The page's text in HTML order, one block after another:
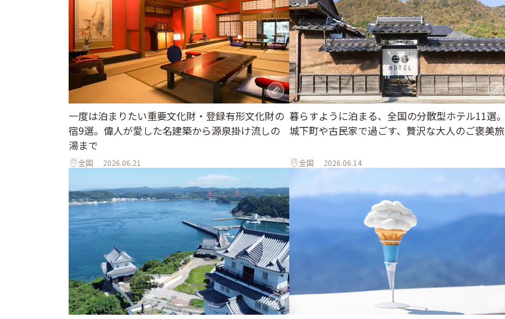
一度は泊まりたい重要文化財・登録有形文化財の
宿9選。偉人が愛した名建築から源泉掛け流しの
湯まで
全国 2026.06.21
暮らすように泊まる、全国の分散型ホテル11選。
城下町や古民家で過ごす、贅沢な大人のご褒美旅
全国 2026.06.14